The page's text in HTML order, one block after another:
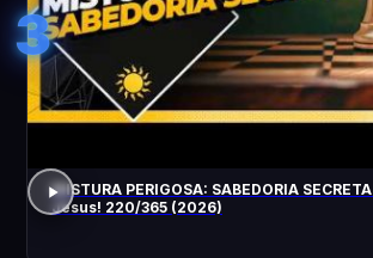
3
MISTURA PERIGOSA: SABEDORIA SECRETA - Bom dia,
Jesus! 220/365 (2026)